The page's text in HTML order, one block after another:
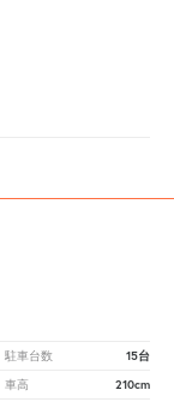
駐車台数 15台
車高 210cm